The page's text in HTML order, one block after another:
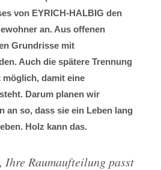
von EYRICH-HALBIG den
an. Aus offenen
Grundrisse mit
Auch die spätere Trennung
damit eine
Darum planen wir
an so, dass sie ein Leben lang
Holz kann das.
Ihre Raumaufteilung passt